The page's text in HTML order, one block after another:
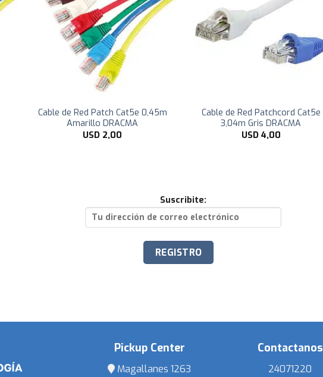
Cable de Red Patch Cat5e 0,45m
Amarillo DRACMA
USD 2,00
Cable de Red Patchcord Cat5e
3,04m Gris DRACMA
USD 4,00
Suscribite:
Pickup Center
Magallanes 1263
Contactanos
24071220